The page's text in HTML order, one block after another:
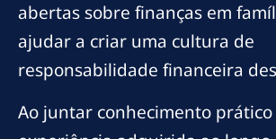
abertas sobre finanças em
ajudar a criar uma cultura de
responsabilidade financeira
Ao juntar conhecimento prático